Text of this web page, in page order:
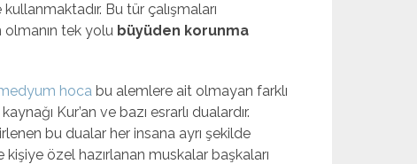
Bu tür çalışmaları
tek yolu büyüden korunma
hoca bu alemlere ait olmayan farklı
Kur’an ve bazı esrarlı dualardır.
bu dualar her insana ayrı şekilde
kişiye özel hazırlanan muskalar başkaları